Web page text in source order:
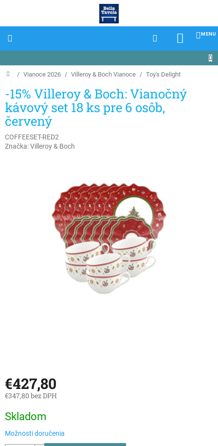
Domov
/ / Villeroy & Boch Vianoce /
-15% Villeroy & Boch: Vianočný
kávový set 18 ks pre 6 osôb,
červený
COFFEESET-RED2
Značka:Villeroy & Boch
€427,80
€347,80 bez DPH
cena:
Skladom
Možnosti doručenia